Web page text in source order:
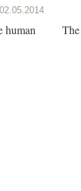
02.05.2014
human